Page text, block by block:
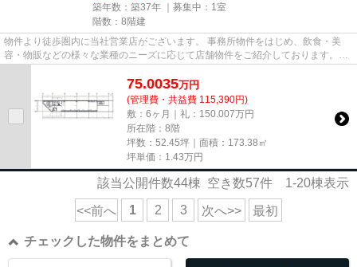
築年数：築37年 ｜募集中： 1室
階数：8階建
物件より徒歩圏内に当社営業店がございます。 事務所物件をはじめ、飲食・美
容・物販などの様々な業種のニーズに応じて店舗物件をご紹介しております。
尚、弊社ではおとり広告は一切...
75.0035万円
(管理費・共益費 115,390円)
敷：6ヶ月｜礼：150.007万円
所在階：8階
坪数：52.45坪｜面積：173.38㎡
坪単価： 1.43万円
該当公開件数44棟 空き数57件 1-20棟表示
<<前へ 1 2 3 次へ>> 最初
チェックした物件をまとめて